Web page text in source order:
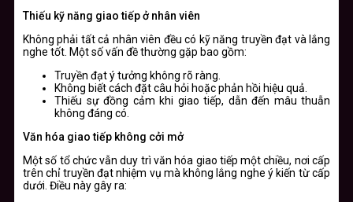
Thiếu kỹ năng giao tiếp ở nhân viên
Không phải tất cả nhân viên đều có kỹ năng truyền đạt và lắng
nghe tốt. Một số vấn đề thường gặp bao gồm:
Truyền đạt ý tưởng không rõ ràng.
Không biết cách đặt câu hỏi hoặc phản hồi hiệu quả.
Thiếu sự đồng cảm khi giao tiếp, dẫn đến mâu thuẫn
không đáng có.
Văn hóa giao tiếp không cởi mở
Một số tổ chức vẫn duy trì văn hóa giao tiếp một chiều, nơi cấp
trên chỉ truyền đạt nhiệm vụ mà không lắng nghe ý kiến từ cấp
dưới. Điều này gây ra: